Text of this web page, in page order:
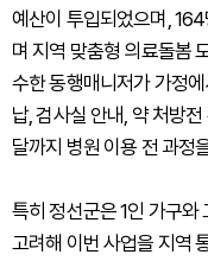
예산이 투입되었으며,
며 지역 맞춤형 의료돌봄
수한 동행매니저가 가정
납, 검사실 안내, 약 처방
달까지 병원 이용 전 과정
특히 정선군은 1인 가구와
고려해 이번 사업을 지역